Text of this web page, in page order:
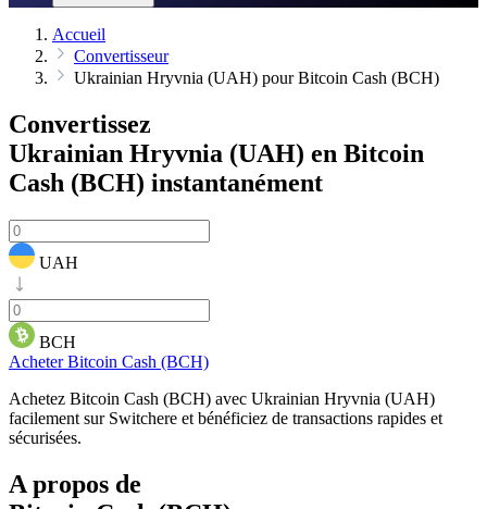
Accueil
Convertisseur
Ukrainian Hryvnia (UAH) pour Bitcoin Cash (BCH)
Convertissez
Ukrainian Hryvnia (UAH) en Bitcoin
Cash (BCH) instantanément
UAH
BCH
Acheter Bitcoin Cash (BCH)
Achetez Bitcoin Cash (BCH) avec Ukrainian Hryvnia (UAH)
facilement sur Switchere et bénéficiez de transactions rapides et
sécurisées.
A propos de